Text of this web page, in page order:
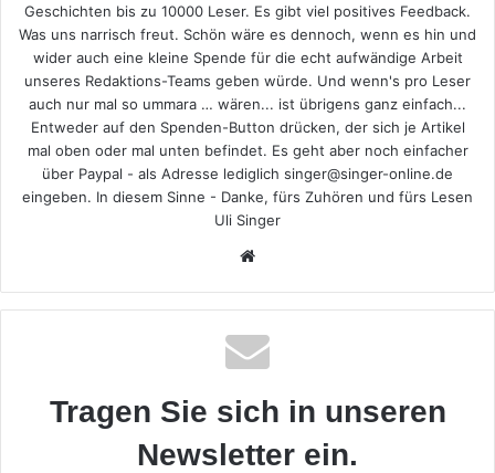
Geschichten bis zu 10000 Leser. Es gibt viel positives Feedback.
Was uns narrisch freut. Schön wäre es dennoch, wenn es hin und
wider auch eine kleine Spende für die echt aufwändige Arbeit
unseres Redaktions-Teams geben würde. Und wenn's pro Leser
auch nur mal so ummara … wären... ist übrigens ganz einfach...
Entweder auf den Spenden-Button drücken, der sich je Artikel
mal oben oder mal unten befindet. Es geht aber noch einfacher
über Paypal - als Adresse lediglich singer@singer-online.de
eingeben. In diesem Sinne - Danke, fürs Zuhören und fürs Lesen
Uli Singer
Tragen Sie sich in unseren
Newsletter ein.